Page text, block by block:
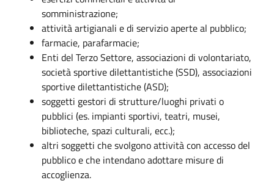
somministrazione;
attività artigianali e di servizio aperte al pubblico;
farmacie, parafarmacie;
Enti del Terzo Settore, associazioni di volontariato,
società sportive dilettantistiche (SSD), associazioni
sportive dilettantistiche (ASD);
soggetti gestori di strutture/luoghi privati o
pubblici (es. impianti sportivi, teatri, musei,
biblioteche, spazi culturali, ecc.);
altri soggetti che svolgono attività con accesso del
pubblico e che intendano adottare misure di
accoglienza.